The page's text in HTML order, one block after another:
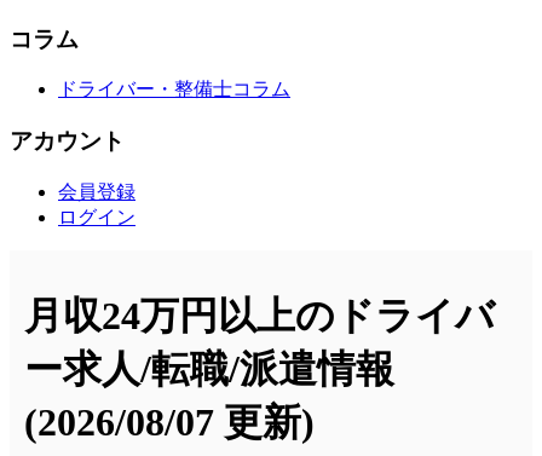
コラム
ドライバー・整備士コラム
アカウント
会員登録
ログイン
月収24万円以上のドライバ
ー求人/転職/派遣情報
(2026/08/07 更新)